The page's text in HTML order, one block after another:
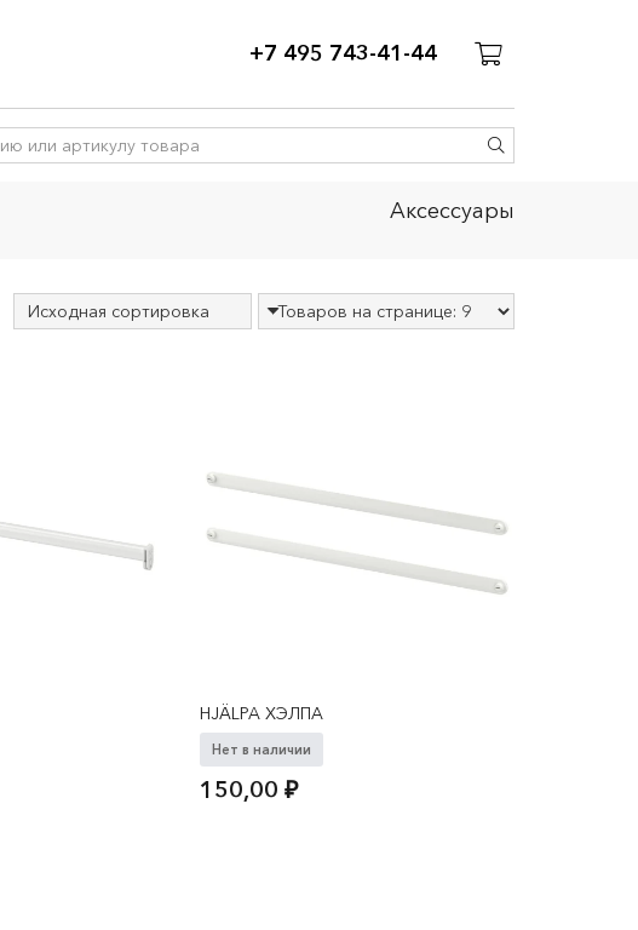
+7 495 743-41-44
Аксессуары
HJÄLPA ХЭЛПА
Нет в наличии
150,00₽